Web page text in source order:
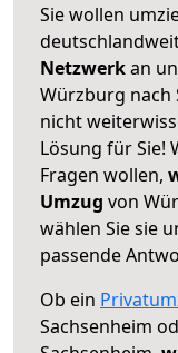
Sie wollen
Netzwerkan
Würzburg nach
nicht
Lösung für Sie!
Fragen wollen,
Umzug von
wählen Sie sie
passende
Ob ein
Sachsenheim